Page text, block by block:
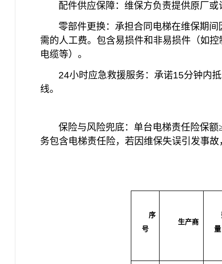
配件供应保障：维保方负责提供原厂
零部件更换：承担合同电梯在维保期
需的人工费。包含易损件和非易损件（如
电缆等）。
24小时应急救援服务：承诺15分钟内
线。
保险与风险兜底：单台电梯责任险保额
务包含电梯责任险，若因维保失误引发事
序
号
生产商
量